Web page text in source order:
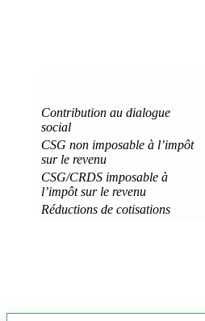
Contribution au dialogue
social
CSG non imposable à l’impôt
sur le revenu
CSG/CRDS imposable à
l’impôt sur le revenu
Réductions de cotisations